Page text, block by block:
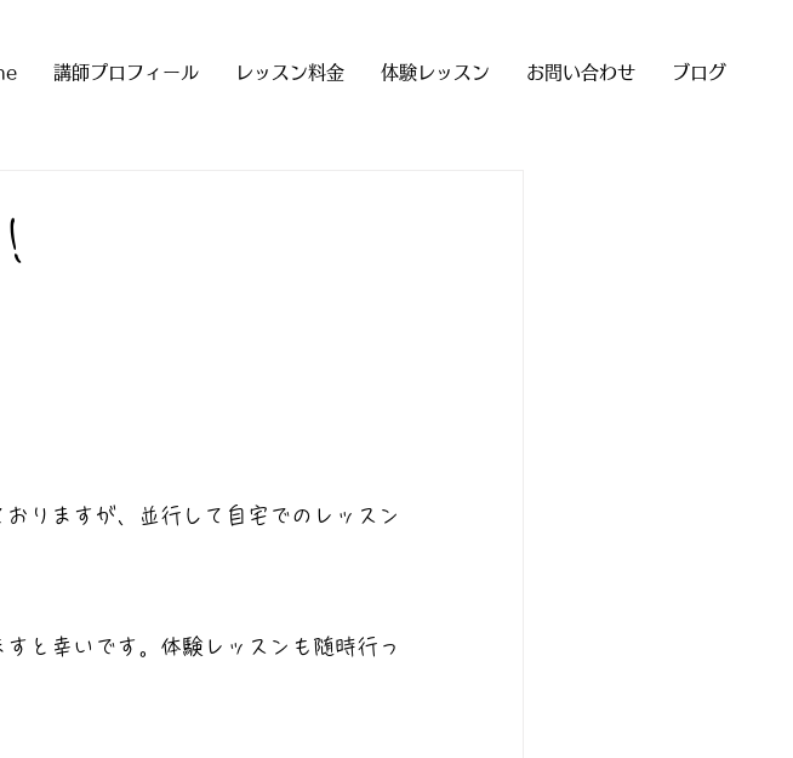
講師プロフィール レッスン料金 体験レッスン お問い合わせ ブログ
りますが、並行して自宅でのレッスン
と幸いです。体験レッスンも随時行っ